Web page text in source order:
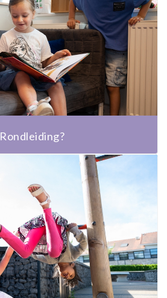
Rondleiding?